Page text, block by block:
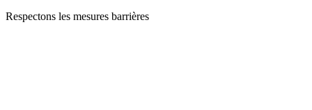
Respectons les mesures barrières